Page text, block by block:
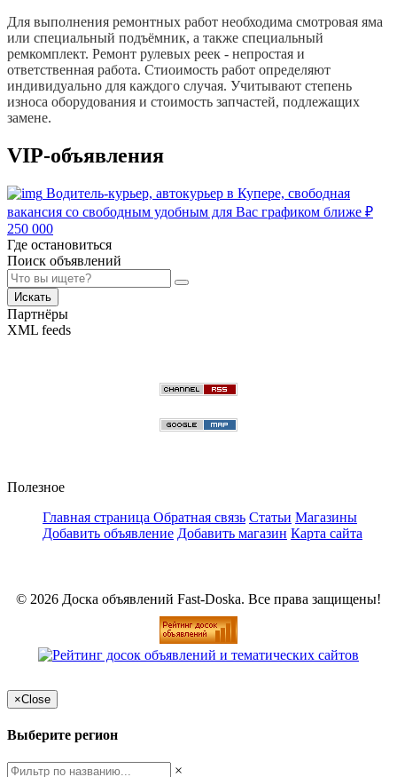
Для выполнения ремонтных работ необходима смотровая яма
или специальный подъёмник, а также специальный
ремкомплект. Ремонт рулевых реек - непростая и
ответственная работа. Стиоимость работ определяют
индивидуально для каждого случая. Учитывают степень
износа оборудования и стоимость запчастей, подлежащих
замене.
VIP-объявления
Водитель-курьер, автокурьер в Купере, свободная
вакансия со свободным удобным для Вас графиком ближе ₽
250 000
Где остановиться
Поиск объявлений
Искать
Партнёры
XML feeds
Полезное
Главная страница Обратная связь Статьи Магазины
Добавить объявление Добавить магазин Карта сайта
© 2026 Доска объявлений Fast-Doska. Все права защищены!
×Close
Выберите регион
×